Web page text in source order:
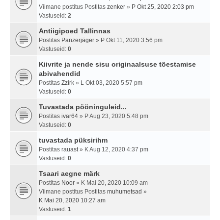
Viimane postitus Postitas zenker » P Okt 25, 2020 2:03 pm
Vastuseid: 2
Antiigipoed Tallinnas
Postitas Panzerjäger » P Okt 11, 2020 3:56 pm
Vastuseid: 0
Kiivrite ja nende sisu originaalsuse tõestamise
abivahendid
Postitas Zzirk » L Okt 03, 2020 5:57 pm
Vastuseid: 0
Tuvastada pööninguleid...
Postitas ivar64 » P Aug 23, 2020 5:48 pm
Vastuseid: 0
tuvastada püksirihm
Postitas rauast» K Aug 12, 2020 4:37 pm
Vastuseid: 0
Tsaari aegne märk
Postitas Noor » K Mai 20, 2020 10:09 am
Viimane postitus Postitas muhumetsad »
K Mai 20, 2020 10:27 am
Vastuseid: 1